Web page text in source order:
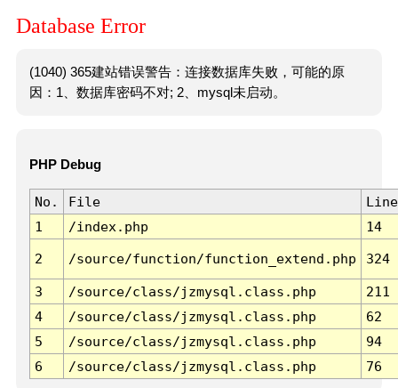
Database Error
(1040) 365建站错误警告：连接数据库失败，可能的原
因：1、数据库密码不对; 2、mysql未启动。
PHP Debug
No. File
Line
1
/index.php 14
2 /source/function/function_extend.php 324
3 /source/class/jzmysql.class.php
211
4
/source/class/jzmysql.class.php
62
5
/source/class/jzmysql.class.php
94
6
/source/class/jzmysql.class.php 76